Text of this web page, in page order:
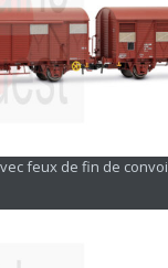
feux de fin de convoi